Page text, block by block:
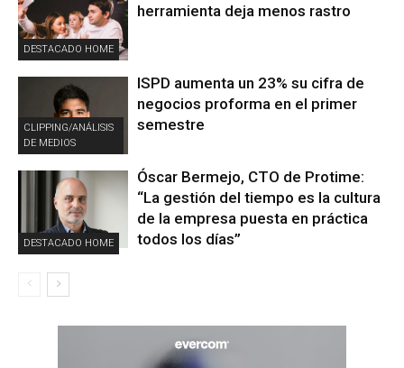
DESTACADO HOME
herramienta deja menos rastro
CLIPPING/ANÁLISIS
DE MEDIOS
ISPD aumenta un 23% su cifra de
negocios proforma en el primer
semestre
DESTACADO HOME
Óscar Bermejo, CTO de Protime:
“La gestión del tiempo es la cultura
de la empresa puesta en práctica
todos los días”